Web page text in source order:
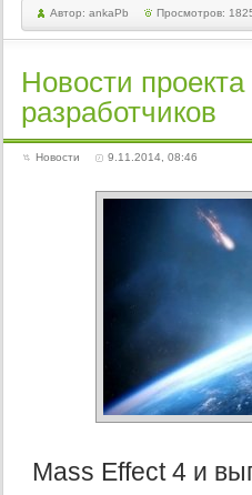
Автор: ankaPb Просмотров:
Новости
разработчиков
Новости 9.11.2014, 08:46
Mass Effect 4 и